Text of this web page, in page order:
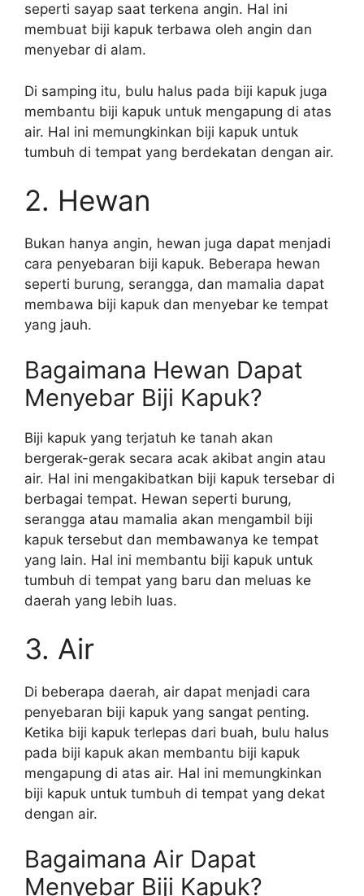
seperti sayap saat terkena angin. Hal ini
membuat biji kapuk terbawa oleh angin dan
menyebar di alam.
Di samping itu, bulu halus pada biji kapuk juga
membantu biji kapuk untuk mengapung di atas
air. Hal ini memungkinkan biji kapuk untuk
tumbuh di tempat yang berdekatan dengan air.
2. Hewan
Bukan hanya angin, hewan juga dapat menjadi
cara penyebaran biji kapuk. Beberapa hewan
seperti burung, serangga, dan mamalia dapat
membawa biji kapuk dan menyebar ke tempat
yang jauh.
Bagaimana Hewan Dapat
Menyebar Biji Kapuk?
Biji kapuk yang terjatuh ke tanah akan
bergerak-gerak secara acak akibat angin atau
air. Hal ini mengakibatkan biji kapuk tersebar di
berbagai tempat. Hewan seperti burung,
serangga atau mamalia akan mengambil biji
kapuk tersebut dan membawanya ke tempat
yang lain. Hal ini membantu biji kapuk untuk
tumbuh di tempat yang baru dan meluas ke
daerah yang lebih luas.
3. Air
Di beberapa daerah, air dapat menjadi cara
penyebaran biji kapuk yang sangat penting.
Ketika biji kapuk terlepas dari buah, bulu halus
pada biji kapuk akan membantu biji kapuk
mengapung di atas air. Hal ini memungkinkan
biji kapuk untuk tumbuh di tempat yang dekat
dengan air.
Bagaimana Air Dapat
Menyebar Biji Kapuk?